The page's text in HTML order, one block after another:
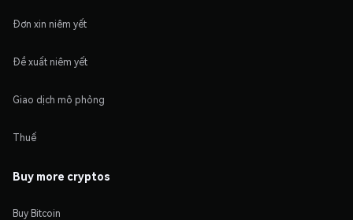
Đơn xin niêm yết
Đề xuất niêm yết
Giao dịch mô phỏng
Thuế
Buy more cryptos
Buy Bitcoin